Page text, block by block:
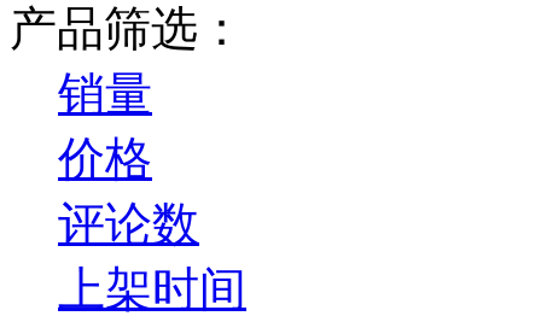
产品筛选：
销量
价格
评论数
上架时间